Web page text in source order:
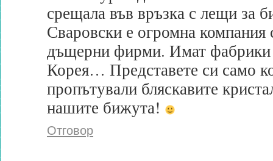
срещала във връзка с лещи за
Сваровски е огромна компания
дъщерни фирми. Имат
Корея… Представете си само
пропътували бляскавите
нашите бижута!
Отговор